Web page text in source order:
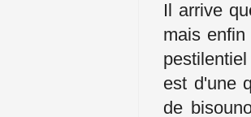
Il arrive
mais
est d'une
de